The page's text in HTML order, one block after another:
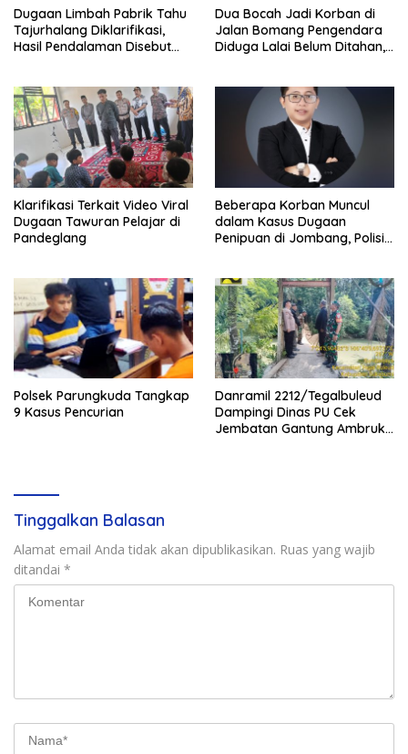
Dugaan Limbah Pabrik Tahu
Tajurhalang Diklarifikasi,
Hasil Pendalaman Disebut
warga menempuh jalur
mediasi untuk menjaga
kondusivitas lingkungan,
sementara aspek
keselamatan kerja tetap
menjadi perhatian publik.
Dua Bocah Jadi Korban di
Jalan Bomang Pengendara
Diduga Lalai Belum Ditahan,
Klarifikasi Terkait Video Viral
Dugaan Tawuran Pelajar di
Pandeglang
Beberapa Korban Muncul
dalam Kasus Dugaan
Penipuan di Jombang, Polisi
Polsek Parungkuda Tangkap
9 Kasus Pencurian
Danramil 2212/Tegalbuleud
Dampingi Dinas PU Cek
Jembatan Gantung Ambruk
Tinggalkan Balasan
Alamat email Anda tidak akan dipublikasikan. Ruas yang wajib
ditandai *